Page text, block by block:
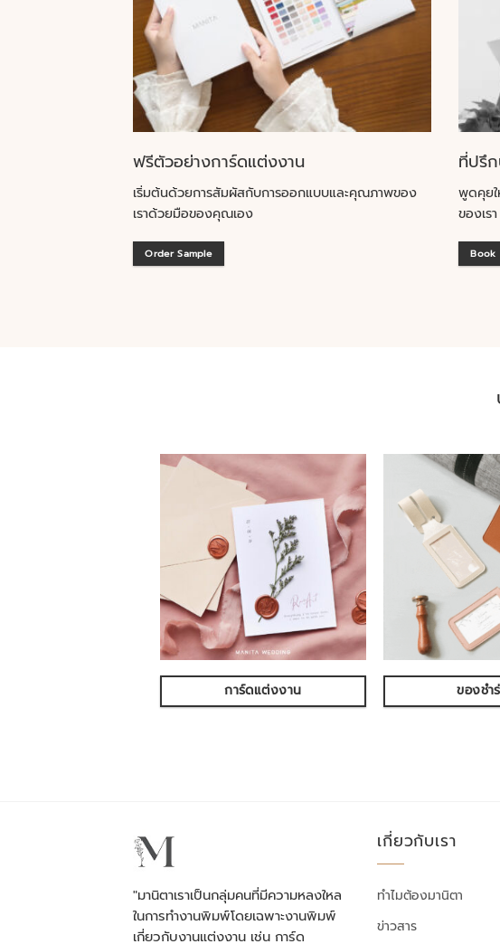
ฟรีตัวอย่างการ์ดแต่งงาน
เริ่มต้นด้วยการสัมผัสกับการออกแบบและคุณภาพของ
เราด้วยมือของคุณเอง
Order Sample
ที่ปรึ
พูดคุยใ
ของเรา
Book
การ์ดแต่งงาน ของชำ
"มานิตาเราเป็นกลุ่มคนที่มีความหลงใหล
ในการทำงานพิมพ์โดยเฉพาะงานพิมพ์
เกี่ยวกับงานแต่งงาน เช่น การ์ด
เกี่ยวกับเรา
ทำไมต้องมานิตา
ข่าวสาร